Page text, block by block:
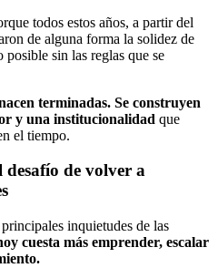
todos estos años, a partir del
de alguna forma la solidez de
sin las reglas que se
terminadas. Se construyen
y una institucionalidad que
el tiempo.
de volver a
inquietudes de las
cuesta más emprender, escalar